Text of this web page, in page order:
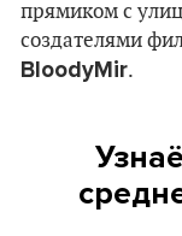
прямиком с
создателями
BloodyMir.